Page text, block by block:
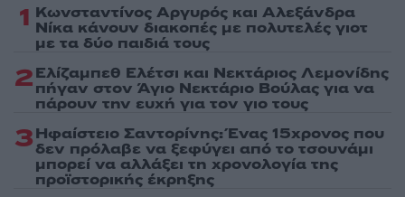
1 Κωνσταντίνος Αργυρός και Αλεξάνδρα
Νίκα κάνουν διακοπές με πολυτελές γιοτ
με τα δύο παιδιά τους
2Ελίζαμπεθ Ελέτσι και Νεκτάριος Λεμονίδης
πήγαν στον Άγιο Νεκτάριο Βούλας για να
πάρουν την ευχή για τον γιο τους
3Ηφαίστειο Σαντορίνης: Ένας 15χρονος που
δεν πρόλαβε να ξεφύγει από το τσουνάμι
μπορεί να αλλάξει τη χρονολογία της
προϊστορικής έκρηξης